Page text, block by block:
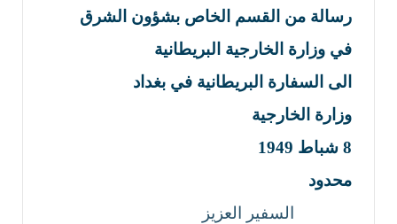
رسالة من القسم الخاص بشؤون الشرق
في وزارة الخارجية البريطانية
الى السفارة البريطانية في بغداد
وزارة الخارجية
8 شباط 1949
محدود
السفير العزيز